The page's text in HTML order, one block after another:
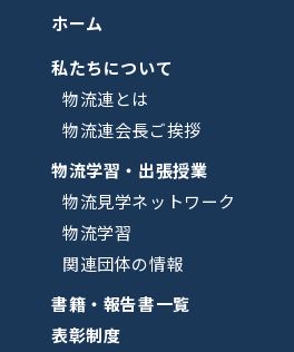
ホーム
私たちについて
物流連とは
物流連会長ご挨拶
物流学習・出張授業
物流見学ネットワーク
物流学習
関連団体の情報
書籍・報告書一覧
表彰制度